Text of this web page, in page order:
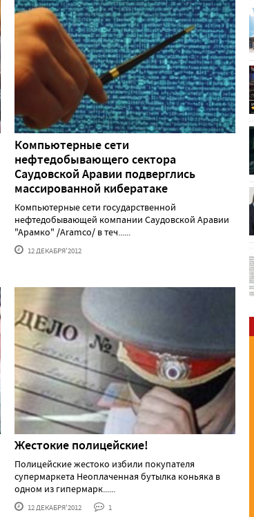
Компьютерные сети
нефтедобывающего сектора
Саудовской Аравии подверглись
массированной кибератаке
Компьютерные сети государственной
нефтедобывающей компании Саудовской Аравии
"Арамко" /Aramco/ в теч......
12 ДЕКАБРЯ'2012
Жестокие полицейские!
Полицейские жестоко избили покупателя
супермаркета Неоплаченная бутылка коньяка в
одном из гипермарк......
12 ДЕКАБРЯ'2012 1